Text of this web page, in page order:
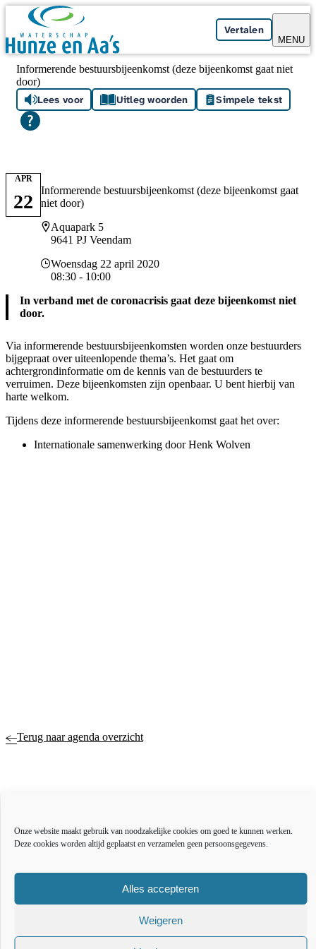
Onze website maakt gebruik van noodzakelijke cookies om goed te kunnen werken.
Deze cookies worden altijd geplaatst en verzamelen geen persoonsgegevens.
Alles accepteren
Weigeren
Skip navigation
Vertalen
MENU
Informerende bestuursbijeenkomst (deze bijeenkomst gaat niet
door)
Lees voor Uitleg woorden Simpele tekst
Informerende bestuursbijeenkomst (deze bijeenkomst gaat
niet door)
Locatie
Aquapark 5
9641 PJ Veendam
Datum en tijd
Woensdag 22 april 2020
08:30 - 10:00
APR
22
In verband met de coronacrisis gaat deze bijeenkomst niet
door.
Via informerende bestuursbijeenkomsten worden onze bestuurders
bijgepraat over uiteenlopende thema’s. Het gaat om
achtergrondinformatie om de kennis van de bestuurders te
verruimen. Deze bijeenkomsten zijn openbaar. U bent hierbij van
harte welkom.
Tijdens deze informerende bestuursbijeenkomst gaat het over:
Internationale samenwerking door Henk Wolven
Terug naar agenda overzicht
Over ons
Bestuur en organisatie
Inkoop en aanbesteden
Open data